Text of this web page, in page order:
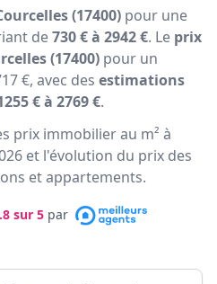
(17400)pour une
de730 € à 2942 €. Le prix
(17400) pour un
€, avec des estimations
€ à 2769 €.
prix immobilier au m² à
et l'évolution du prix des
et appartements.
sur 5 par